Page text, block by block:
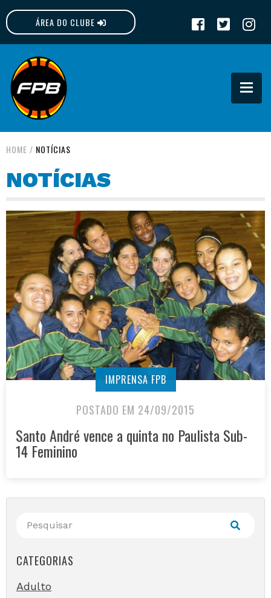
ÁREA DO CLUBE
FPB
HOME / NOTÍCIAS
NOTÍCIAS
IMPRENSA FPB
POSTADO EM 24/09/2015
Santo André vence a quinta no Paulista Sub-
14 Feminino
CATEGORIAS
Adulto